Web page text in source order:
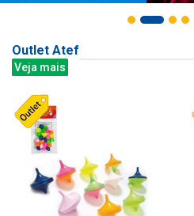
Outlet Atef
Veja mais